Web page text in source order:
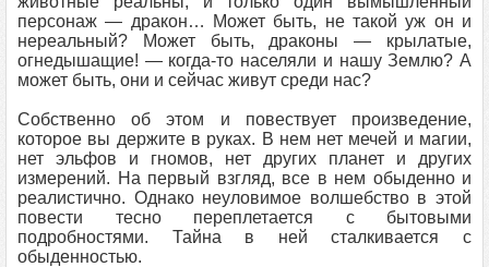
персонаж — дракон… Может быть, не такой уж он и
нереальный? Может быть, драконы — крылатые,
огнедышащие! — когда-то населяли и нашу Землю? А
может быть, они и сейчас живут среди нас?
Собственно об этом и повествует произведение,
которое вы держите в руках. В нем нет мечей и магии,
нет эльфов и гномов, нет других планет и других
измерений. На первый взгляд, все в нем обыденно и
реалистично. Однако неуловимое волшебство в этой
повести тесно переплетается с бытовыми
подробностями. Тайна в ней сталкивается с
обыденностью.